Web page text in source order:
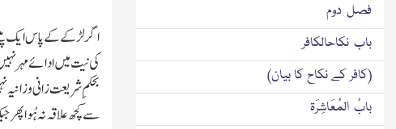
اگرلڑکے کے پاس ایك
کی نیت میں ادائے مہر
بحکمِ شریعت زانی و
سے کچھ علاقہ نہ ہُوا
فصل دوم
باب نکاحالکافر
(کافر کے نکاح کا بیان)
بابُ المُعَاشِرَۃ